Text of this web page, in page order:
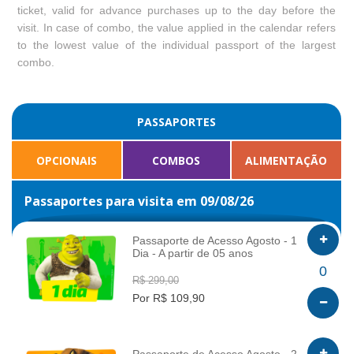
ticket, valid for advance purchases up to the day before the
visit. In case of combo, the value applied in the calendar refers
to the lowest value of the individual passport of the largest
combo.
PASSAPORTES
OPCIONAIS COMBOS ALIMENTAÇÃO
Passaportes para visita em 09/08/26
INFO
Passaporte de Acesso Agosto - 1
Dia - A partir de 05 anos
R$ 299,00
Por R$ 109,90
0